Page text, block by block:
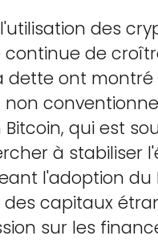
des
de
ont
qui est
à stabiliser
l'adoption
capitaux
sur les